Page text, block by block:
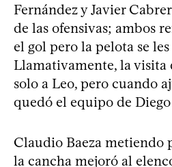
Fernández y Javier
de las ofensivas; ambos
el gol pero la pelota se
Llamativamente, la visita
solo a Leo, pero cuando
quedó el equipo de
Claudio Baeza metiendo
la cancha mejoró al